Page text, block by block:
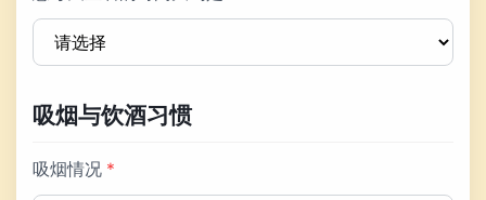
吸烟与饮酒习惯
吸烟情况 *